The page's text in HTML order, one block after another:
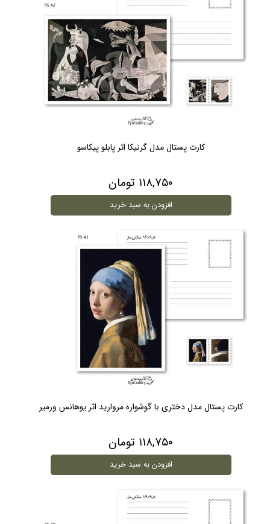
کارت پستال مدل گرنیکا اثر پابلو پیکاسو
۱۱۸,۷۵۰ تومان
افزودن به سبد خرید
کارت پستال مدل دختری با گوشواره مروارید اثر یوهانس ورمیر
۱۱۸,۷۵۰ تومان
افزودن به سبد خرید